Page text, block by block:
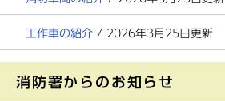
消防署からのお知らせ
工作車の紹介 / 2026年3月25日更新